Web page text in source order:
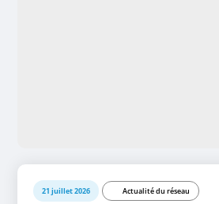
21 juillet 2026 Actualité du réseau